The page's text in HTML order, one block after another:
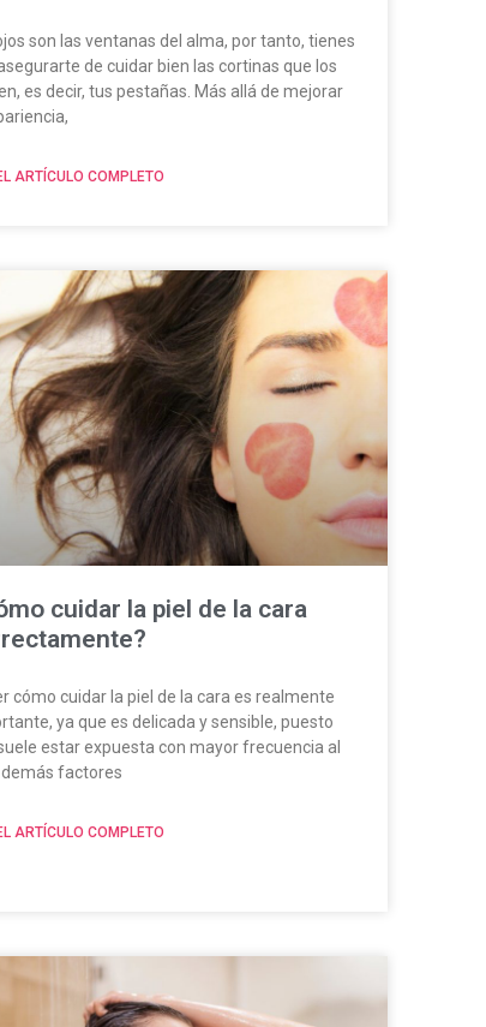
ojos son las ventanas del alma, por tanto, tienes
de cuidar bien las cortinas que los
es decir, tus pestañas. Más allá de mejorar
ARTÍCULO COMPLETO
cuidar la piel de la cara
cómo cuidar la piel de la cara es realmente
ya que es delicada y sensible, puesto
estar expuesta con mayor frecuencia al
demás factores
ARTÍCULO COMPLETO